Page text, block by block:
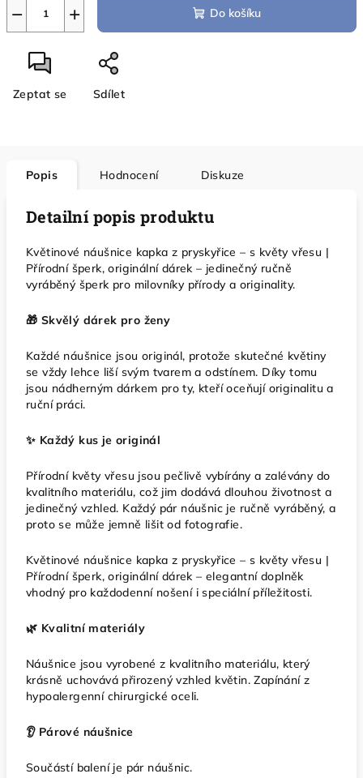
+
− Do košíku
Zeptat se Sdílet
Popis Hodnocení Diskuze
Detailní popis produktu
Květinové náušnice kapka z pryskyřice – s květy vřesu |
Přírodní šperk, originální dárek – jedinečný ručně
vyráběný šperk pro milovníky přírody a originality.
🎁 Skvělý dárek pro ženy
Každé náušnice jsou originál, protože skutečné květiny
se vždy lehce liší svým tvarem a odstínem. Díky tomu
jsou nádherným dárkem pro ty, kteří oceňují originalitu a
ruční práci.
✨ Každý kus je originál
Přírodní květy vřesu jsou pečlivě vybírány a zalévány do
kvalitního materiálu, což jim dodává dlouhou životnost a
jedinečný vzhled. Každý pár náušnic je ručně vyráběný, a
proto se může jemně lišit od fotografie.
Květinové náušnice kapka z pryskyřice – s květy vřesu |
Přírodní šperk, originální dárek – elegantní doplněk
vhodný pro každodenní nošení i speciální příležitosti.
🌿 Kvalitní materiály
Náušnice jsou vyrobené z kvalitního materiálu, který
krásně uchovává přirozený vzhled květin. Zapínání z
hypoalergenní chirurgické oceli.
👂 Párové náušnice
Součástí balení je pár náušnic.